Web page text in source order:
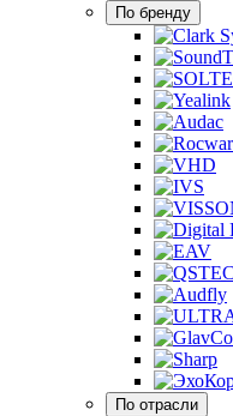
По бренду
По отрасли